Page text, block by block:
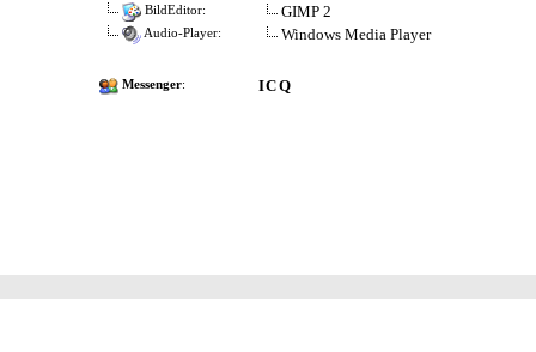
BildEditor: GIMP 2
Audio-Player: Windows Media Player
Messenger: ICQ